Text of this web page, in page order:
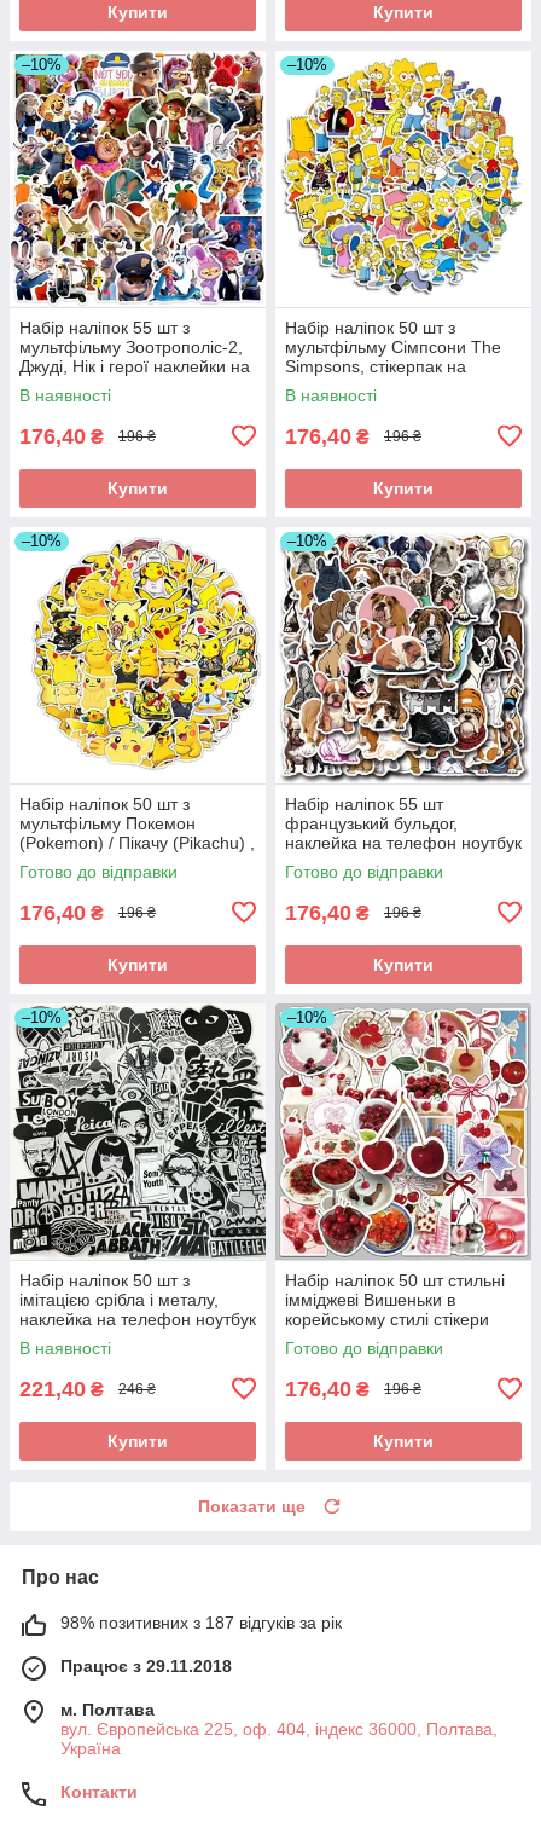
Купити Купити
–10%
Набір наліпок 55 шт з
мультфільму Зоотрополіс-2,
Джуді, Нік і герої наклейки на
телефон ноутбук гаджети
В наявності
176,40 ₴ 196 ₴
Купити
–10%
Набір наліпок 50 шт з
мультфільму Сімпсони The
Simpsons, стікерпак на
ноутбук гаджети
В наявності
176,40 ₴ 196 ₴
Купити
–10%
Набір наліпок 50 шт з
мультфільму Покемон
(Pokemon) / Пікачу (Pikachu) ,
наклейка на телефон ноутбук
гаджети
Готово до відправки
176,40 ₴ 196 ₴
Купити
–10%
Набір наліпок 55 шт
французький бульдог,
наклейка на телефон ноутбук
гаджети
Готово до відправки
176,40 ₴ 196 ₴
Купити
–10%
Набір наліпок 50 шт з
імітацією срібла і металу,
наклейка на телефон ноутбук
гаджети
В наявності
221,40 ₴ 246 ₴
Купити
–10%
Набір наліпок 50 шт стильні
імміджеві Вишеньки в
корейському стилі стікери
стікерпак
Готово до відправки
176,40 ₴ 196 ₴
Купити
Показати ще
Про нас
98% позитивних з 187 відгуків за рік
Працює з 29.11.2018
м. Полтава
вул. Європейська 225, оф. 404, індекс 36000, Полтава,
Україна
Контакти